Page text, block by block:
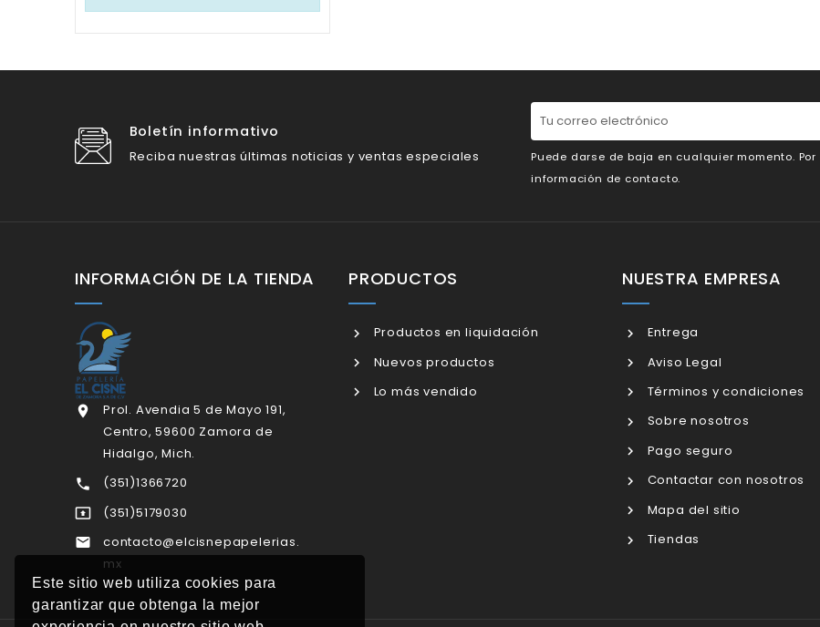
Este sitio web utiliza cookies para
garantizar que obtenga la mejor
Boletín informativo
Reciba nuestras últimas noticias y ventas especiales
Puede darse de baja en cualquier momento.
información de contacto.
INFORMACIÓN DE LA TIENDA

Prol. Avendia 5 de Mayo 191,
Centro, 59600 Zamora de
Hidalgo, Mich.
 (351)1366720
 (351)5179030

contacto@elcisnepapelerias.
mx
PRODUCTOS
Productos en liquidación
Nuevos productos
Lo más vendido
NUESTRA EMPRESA
Entrega
Aviso Legal
Términos y condiciones
Sobre nosotros
Pago seguro
Contactar con nosotros
Mapa del sitio
Tiendas